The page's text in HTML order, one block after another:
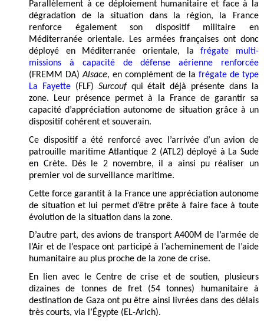
Parallèlement à ce déploiement humanitaire et face à la
dégradation de la situation dans la région, la France
renforce également son dispositif militaire en
Méditerranée orientale. Les armées françaises ont donc
déployé en Méditerranée orientale, la frégate multi-
missions à capacité de défense aérienne renforcée
(FREMM DA)Alsace, en complément de la frégate de type
La Fayette (FLF) Surcoufqui était déjà présente dans la
zone. Leur présence permet à la France de garantir sa
capacité d’appréciation autonome de situation grâce à un
dispositif cohérent et souverain.
Ce dispositif a été renforcé avec l’arrivée d’un avion de
patrouille maritime Atlantique 2 (ATL2) déployé à La Sude
en Crète. Dès le 2 novembre, il a ainsi pu réaliser un
premier vol de surveillance maritime.
Cette force garantit à la France une appréciation autonome
de situation et lui permet d’être prête à faire face à toute
évolution de la situation dans la zone.
D’autre part, des avions de transport A400M de l’armée de
l’Air et de l’espace ont participé à l’acheminement de l’aide
humanitaire au plus proche de la zone de crise.
En lien avec le Centre de crise et de soutien, plusieurs
dizaines de tonnes de fret (54 tonnes) humanitaire à
destination de Gaza ont pu être ainsi livrées dans des délais
très courts, via l’Égypte (EL-Arich).